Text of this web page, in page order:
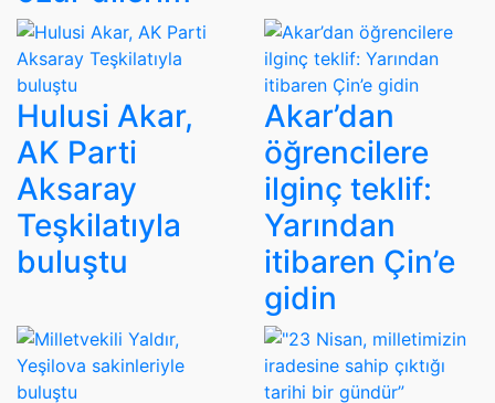
Hulusi Akar,
AK Parti
Aksaray
Teşkilatıyla
buluştu
Akar’dan
öğrencilere
ilginç teklif:
Yarından
itibaren Çin’e
gidin